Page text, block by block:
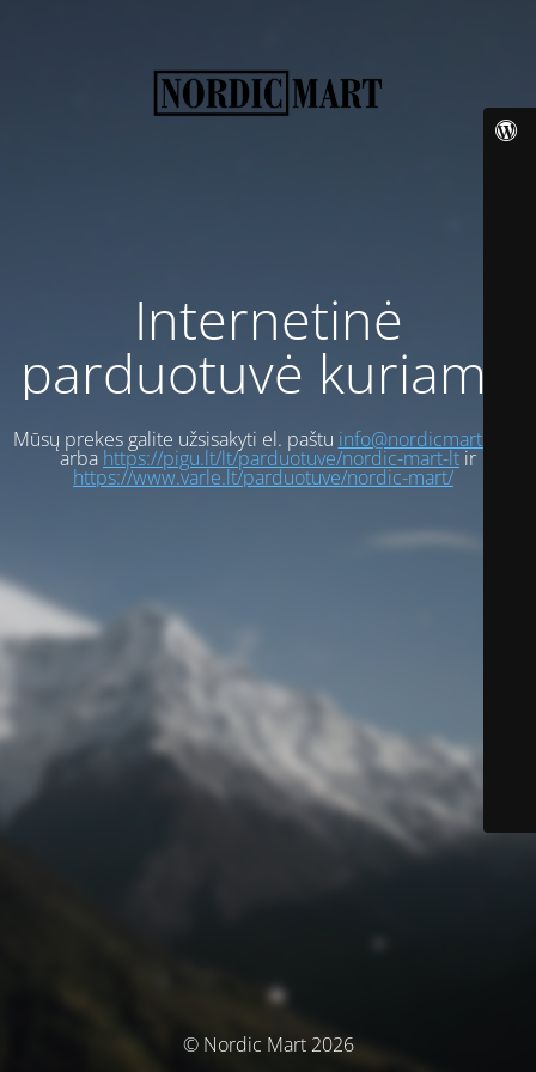
Internetinė
parduotuvė kuriama
Mūsų prekes galite užsisakyti el. paštu info@nordicmart.com
arba https://pigu.lt/lt/parduotuve/nordic-mart-ltir
https://www.varle.lt/parduotuve/nordic-mart/
© Nordic Mart 2026